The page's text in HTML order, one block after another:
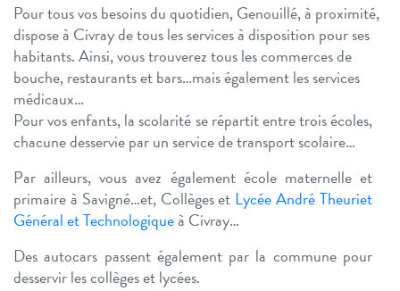
Pour tous vos besoins du quotidien, Genouillé, à proximité,
dispose à Civray de tous les services à disposition pour ses
habitants. Ainsi, vous trouverez tous les commerces de
bouche, restaurants et bars…mais également les services
médicaux…
Pour vos enfants, la scolarité se répartit entre trois écoles,
chacune desservie par un service de transport scolaire…
Par ailleurs, vous avez également école maternelle et
primaire à Savigné…et, Collèges et Lycée André Theuriet
Général et Technologiqueà Civray…
Des autocars passent également par la commune pour
desservir les collèges et lycées.